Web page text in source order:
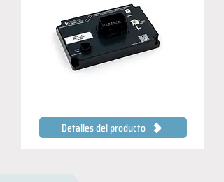
Detalles del producto